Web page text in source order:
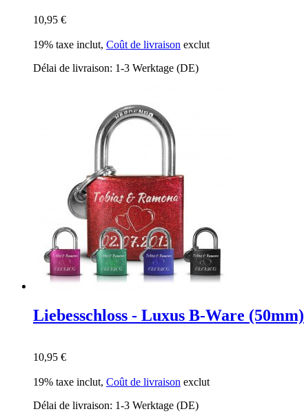
10,95 €
19% taxe inclut, Coût de livraison exclut
Délai de livraison: 1-3 Werktage (DE)
Liebesschloss - Luxus B-Ware (50mm)
10,95 €
19% taxe inclut, Coût de livraison exclut
Délai de livraison: 1-3 Werktage (DE)